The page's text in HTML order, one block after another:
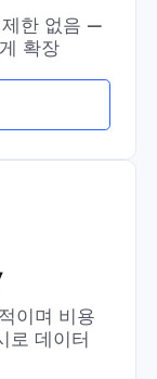
제한 없음 —
확장
이며 비용
로 데이터